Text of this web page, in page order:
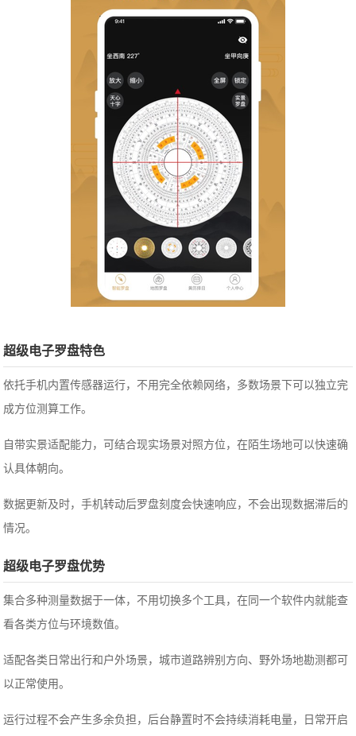
超级电子罗盘特色
依托手机内置传感器运行，不用完全依赖网络，多数场景下可以独立完
成方位测算工作。
自带实景适配能力，可结合现实场景对照方位，在陌生场地可以快速确
认具体朝向。
数据更新及时，手机转动后罗盘刻度会快速响应，不会出现数据滞后的
情况。
超级电子罗盘优势
集合多种测量数据于一体，不用切换多个工具，在同一个软件内就能查
看各类方位与环境数值。
适配各类日常出行和户外场景，城市道路辨别方向、野外场地勘测都可
以正常使用。
运行过程不会产生多余负担，后台静置时不会持续消耗电量，日常开启